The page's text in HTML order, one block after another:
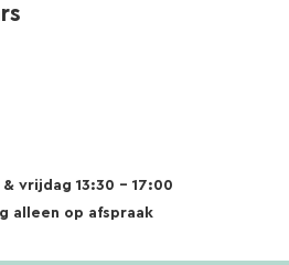
vrijdag 13:30 – 17:00
alleen op afspraak